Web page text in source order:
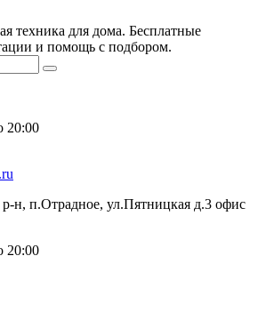
техника для дома. Бесплатные
и помощь с подбором.
20:00
н, п.Отрадное, ул.Пятницкая д.3 офис
20:00